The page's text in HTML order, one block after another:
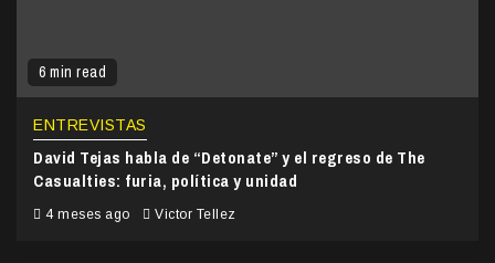
6 min read
ENTREVISTAS
David Tejas habla de “Detonate” y el regreso de The
Casualties: furia, política y unidad
4 meses ago Victor Tellez